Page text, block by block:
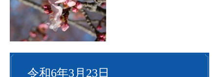
令和6年3月23日